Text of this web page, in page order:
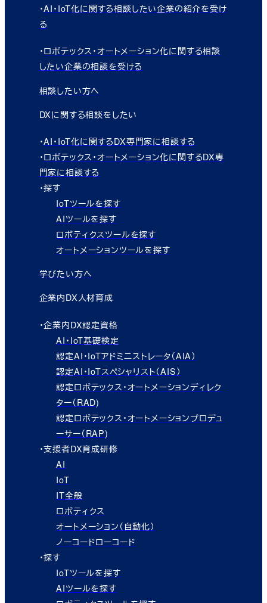
・AI・IoT化に関する相談したい企業の紹介を受け
る
・ロボテックス・オートメーション化に関する相談
したい企業の相談を受ける
相談したい方へ
DXに関する相談をしたい
・AI・IoT化に関するDX専門家に相談する
・ロボテックス・オートメーション化に関するDX専
門家に相談する
・探す
IoTツールを探す
AIツールを探す
ロボティクスツールを探す
オートメーションツールを探す
学びたい方へ
企業内DX人材育成
・企業内DX認定資格
AI・IoT基礎検定
認定AI・IoTアドミニストレータ（AIA）
認定AI・IoTスペシャリスト（AIS）
認定ロボテックス・オートメーションディレク
ター（RAD)
認定ロボテックス・オートメーションプロデュ
ーサー（RAP)
・支援者DX育成研修
AI
IoT
IT全般
ロボティクス
オートメーション（自動化）
ノーコードローコード
・探す
IoTツールを探す
AIツールを探す